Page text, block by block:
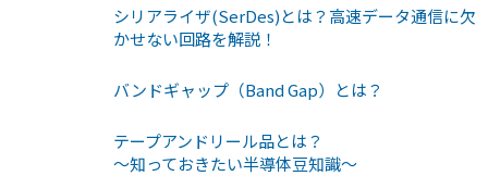
シリアライザ(SerDes)とは？高速データ通信に欠
かせない回路を解説！
バンドギャップ（Band Gap）とは？
テープアンドリール品とは？
〜知っておきたい半導体豆知識〜